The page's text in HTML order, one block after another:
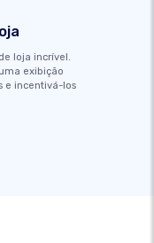
loja incrível.
exibição
e incentivá-los